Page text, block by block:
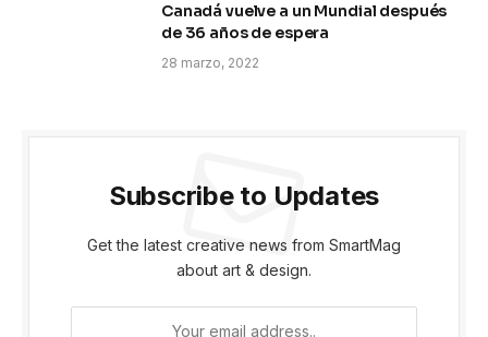
Canadá vuelve a un Mundial después
de 36 años de espera
28 marzo, 2022
Subscribe to Updates
Get the latest creative news from SmartMag
about art & design.